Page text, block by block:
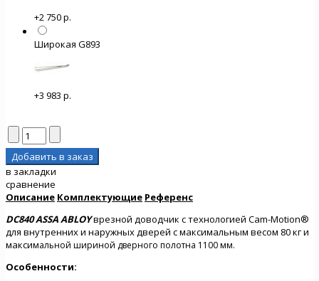
+2 750 р.
Широкая G893
+3 983 р.
в закладки
сравнение
Описание Комплектующие Референс
DC840 ASSA ABLOYврезной доводчик с технологией Cam-Motion®
для внутренних и наружных дверей с максимальным весом 80 кг и
максимальной шириной дверного полотна 1100 мм.
Особенности: